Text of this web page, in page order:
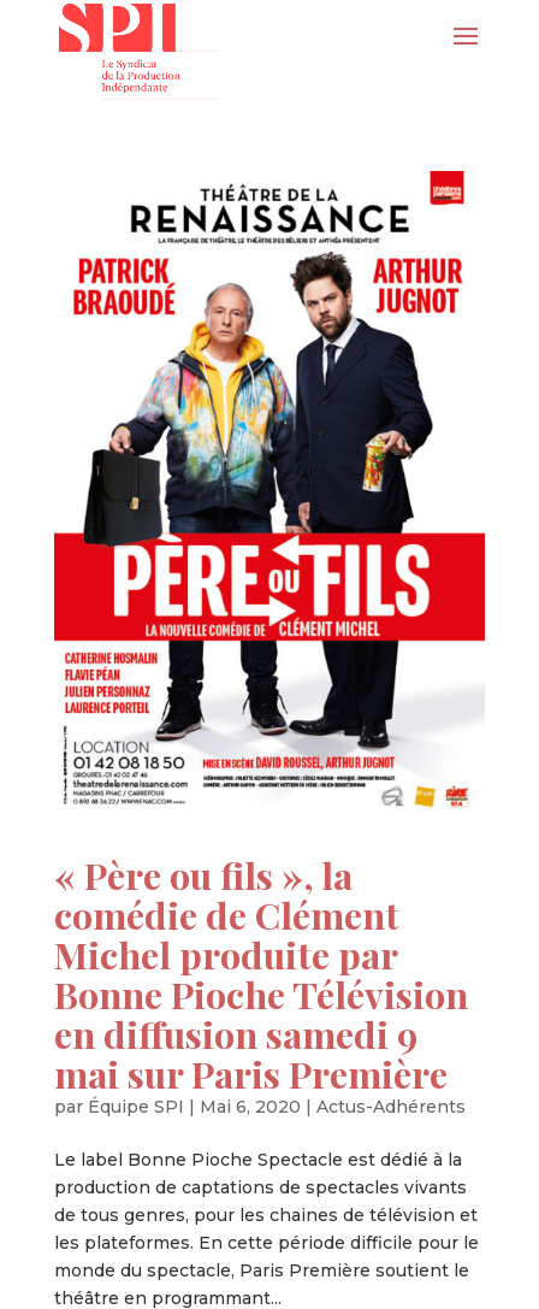
« Père ou fils », la
comédie de Clément
Michel produite par
Bonne Pioche Télévision
en diffusion samedi 9
mai sur Paris Première
par Équipe SPI | Mai 6, 2020 | Actus-Adhérents
Le label Bonne Pioche Spectacle est dédié à la
production de captations de spectacles vivants
de tous genres, pour les chaines de télévision et
les plateformes. En cette période difficile pour le
monde du spectacle, Paris Première soutient le
théâtre en programmant...